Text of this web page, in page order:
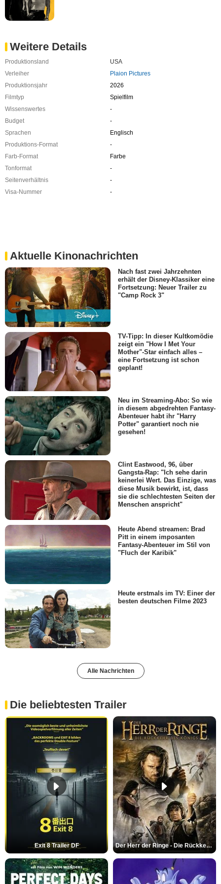
Weitere Details
Produktionsland
USA
Verleiher
Plaion Pictures
Produktionsjahr
2026
Filmtyp
Spielfilm
Wissenswertes
-
Budget
-
Sprachen
Englisch
Produktions-Format
-
Farb-Format
Farbe
Tonformat
-
Seitenverhältnis
-
Visa-Nummer
-
Aktuelle Kinonachrichten
Nach fast zwei Jahrzehnten
erhält der Disney-Klassiker eine
Fortsetzung: Neuer Trailer zu
"Camp Rock 3"
TV-Tipp: In dieser Kultkomödie
zeigt ein "How I Met Your
Mother"-Star einfach alles –
eine Fortsetzung ist schon
geplant!
Neu im Streaming-Abo: So wie
in diesem abgedrehten Fantasy-
Abenteuer habt ihr "Harry
Potter" garantiert noch nie
gesehen!
Clint Eastwood, 96, über
Gangsta-Rap: "Ich sehe darin
keinerlei Wert. Das Einzige, was
diese Musik bewirkt, ist, dass
sie die schlechtesten Seiten der
Menschen anspricht"
Heute Abend streamen: Brad
Pitt in einem imposanten
Fantasy-Abenteuer im Stil von
"Fluch der Karibik"
Heute erstmals im TV: Einer der
besten deutschen Filme 2023
Alle Nachrichten
Die beliebtesten Trailer
Exit 8 Trailer DF Der Herr der Ringe - Die Rückkehr des Königs Trailer OV